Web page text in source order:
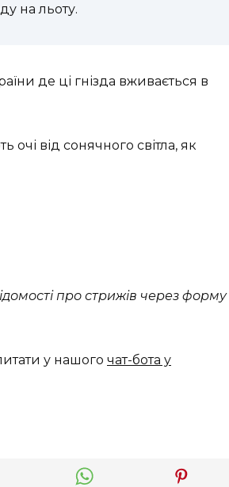
на льоту.
де ці гнізда вживається в
від сонячного світла, як
про стрижів через форму
у нашого чат-бота у